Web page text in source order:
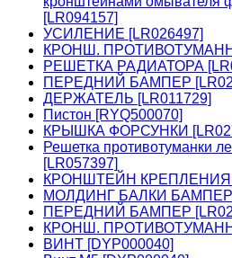
[LR094157]
УСИЛЕНИЕ [LR026497]
КРОНШ.
РЕШЕТКА РАДИАТОРА
ПЕРЕДНИЙ БАМПЕР
ДЕРЖАТЕЛЬ [LR011729]
Пистон [RYQ500070]
КРЫШКА ФОРСУНКИ
Решетка противотуманки
[LR057397]
КРОНШТЕЙН КРЕПЛЕНИЯ
МОЛДИНГ БАЛКИ
ПЕРЕДНИЙ БАМПЕР
КРОНШ.
ВИНТ [DYP000040]